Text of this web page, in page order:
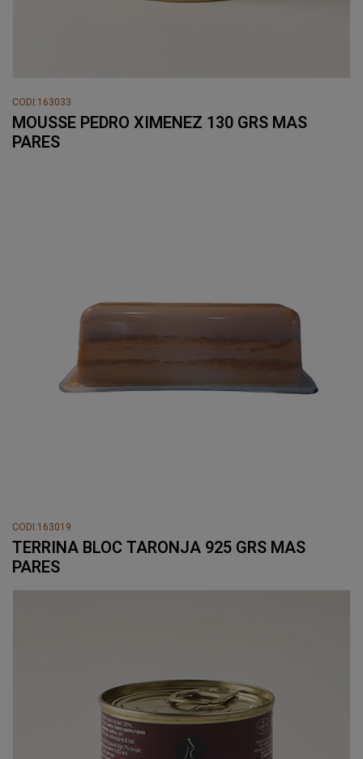
CODI:163033
MOUSSE PEDRO XIMENEZ 130 GRS MAS
PARES
CODI:163019
TERRINA BLOC TARONJA 925 GRS MAS
PARES